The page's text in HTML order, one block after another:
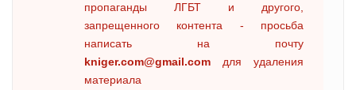
пропаганды ЛГБТ и другого,
запрещенного контента - просьба
написать на почту
kniger.com@gmail.com для удаления
материала